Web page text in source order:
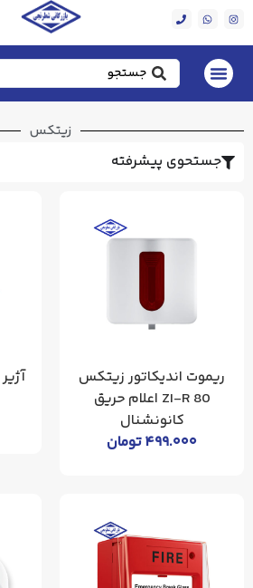
زیتکس
جستحوی پیشرفته
ریموت اندیکاتور زیتکس
ZI-R 80 اعلام حریق
کانونشنال
۴۹۹.۰۰۰تومان